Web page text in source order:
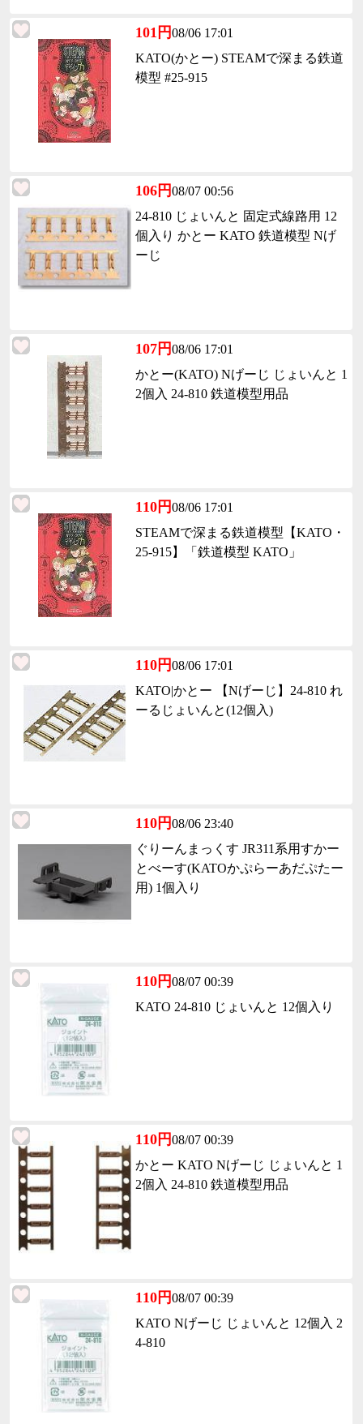
101円08/06 17:01
KATO(かとー) STEAMで深まる鉄道
模型 #25-915
106円08/07 00:56
24-810 じょいんと 固定式線路用 12
個入り かとー KATO 鉄道模型 Nげ
ーじ
107円08/06 17:01
かとー(KATO) Nげーじ じょいんと 1
2個入 24-810 鉄道模型用品
110円08/06 17:01
STEAMで深まる鉄道模型【KATO・
25-915】「鉄道模型 KATO」
110円08/06 17:01
KATO|かとー 【Nげーじ】24-810 れ
ーるじょいんと(12個入)
110円08/06 23:40
ぐりーんまっくす JR311系用すかー
とべーす(KATOかぷらーあだぷたー
用) 1個入り
110円08/07 00:39
KATO 24-810 じょいんと 12個入り
110円08/07 00:39
かとー KATO Nげーじ じょいんと 1
2個入 24-810 鉄道模型用品
110円08/07 00:39
KATO Nげーじ じょいんと 12個入 2
4-810